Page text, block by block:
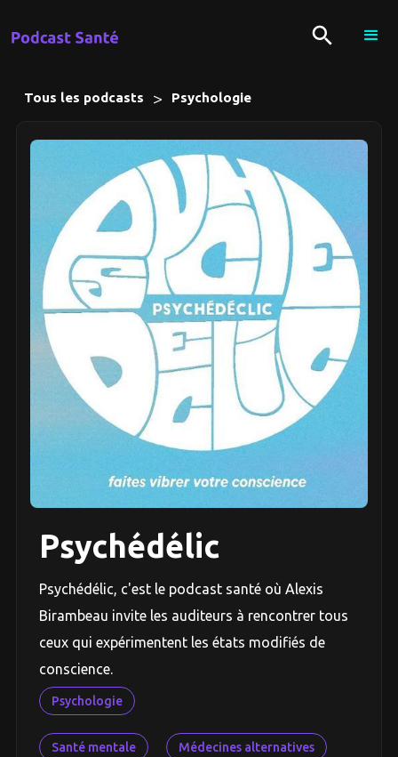
Tous les podcasts > Psychologie
Psychédélic
Psychédélic, c'est le podcast santé où Alexis
Birambeau invite les auditeurs à rencontrer tous
ceux qui expérimentent les états modifiés de
conscience.
Psychologie
Santé mentale Médecines alternatives